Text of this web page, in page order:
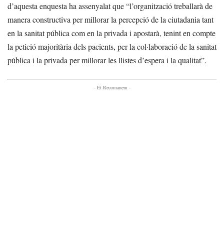
d’aquesta enquesta ha assenyalat que “l’organització treballarà de
manera constructiva per millorar la percepció de la ciutadania tant
en la sanitat pública com en la privada i apostarà, tenint en compte
la petició majoritària dels pacients, per la col·laboració de la sanitat
pública i la privada per millorar les llistes d’espera i la qualitat”.
- Et Recomanem -